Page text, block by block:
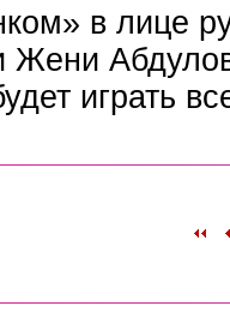
в лице
Жени
играть